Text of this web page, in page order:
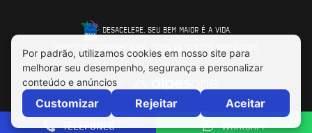
DESACELERE, SEU BEM MAIOR É A VIDA.
DISMOTO © COPYRIGHT 2026. TODOS OS DIREITOS RESERVADOS.
Feito por:
TELEFONES WHATSAPP